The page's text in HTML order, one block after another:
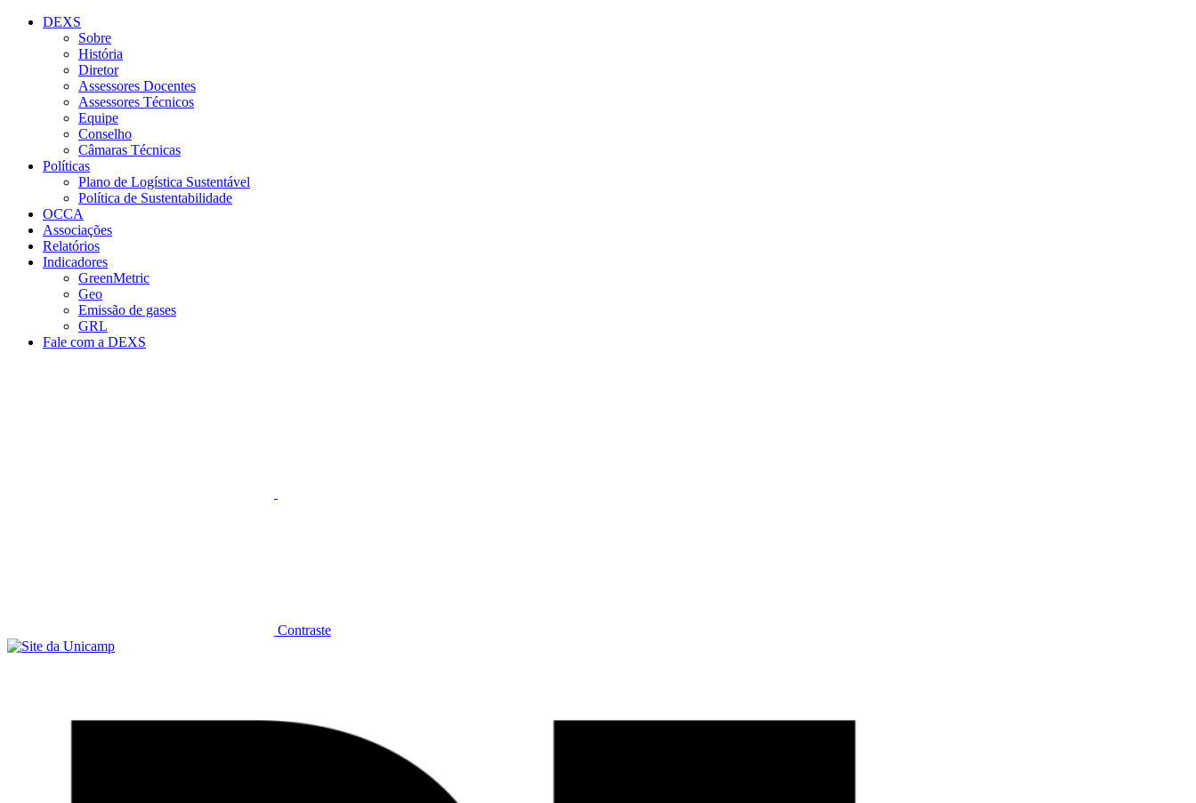
Conteúdo principal
DEXS
Sobre
História
Diretor
Assessores Docentes
Assessores Técnicos
Equipe
Conselho
Câmaras Técnicas
Políticas
Plano de Logística Sustentável
Política de Sustentabilidade
OCCA
Associações
Relatórios
Indicadores
GreenMetric
Geo
Emissão de gases
GRL
Fale com a DEXS
Contraste